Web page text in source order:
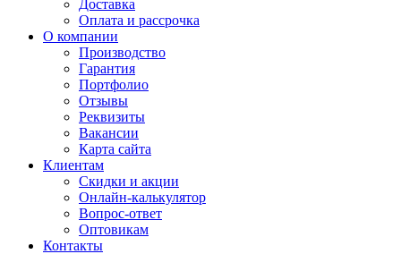
Доставка
Оплата и рассрочка
О компании
Производство
Гарантия
Портфолио
Отзывы
Реквизиты
Вакансии
Карта сайта
Клиентам
Скидки и акции
Онлайн-калькулятор
Вопрос-ответ
Оптовикам
Контакты